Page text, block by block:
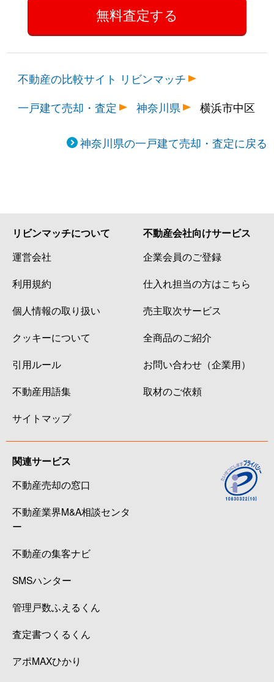
不動産の比較サイト リビンマッチ
一戸建て売却・査定
神奈川県 横浜市中区
神奈川県の一戸建て売却・査定に戻る
リビンマッチについて
運営会社
利用規約
個人情報の取り扱い
クッキーについて
引用ルール
不動産用語集
サイトマップ
不動産会社向けサービス
企業会員のご登録
仕入れ担当の方はこちら
売主取次サービス
全商品のご紹介
お問い合わせ（企業用）
取材のご依頼
関連サービス
不動産売却の窓口
不動産業界M&A相談センタ
ー
不動産の集客ナビ
SMSハンター
管理戸数ふえるくん
査定書つくるくん
アポMAXひかり